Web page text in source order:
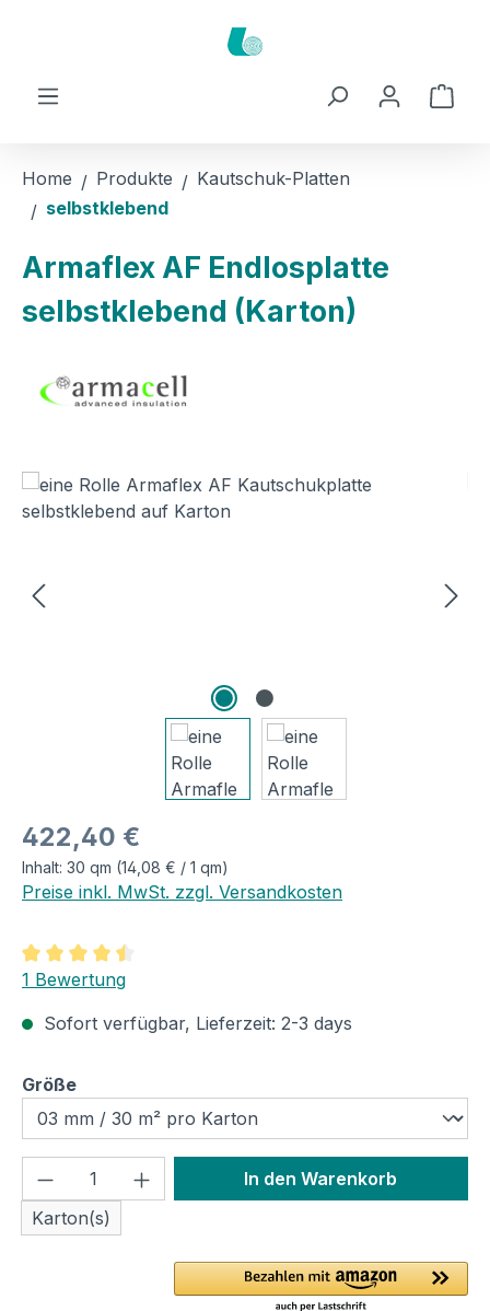
Home Produkte
Kautschuk-Platten
selbstklebend
Armaflex AF Endlosplatte
selbstklebend (Karton)
Bildergalerie überspringen
Regulärer Preis:
422,40 €
Inhalt: 30 qm (14,08 € / 1 qm)
Preise inkl. MwSt. zzgl. Versandkosten
Durchschnittliche Bewertung von 4.5 von 5 Sternen
1 Bewertung
Sofort verfügbar, Lieferzeit: 2-3 days
Größeauswählen
Produkt Anzahl: Gib den
Karton(s)
In den Warenkorb